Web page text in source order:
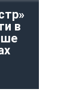
в